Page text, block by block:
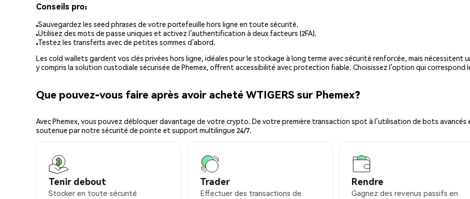
Conseils pro:
Sauvegardez les seed phrases de votre portefeuille hors ligne en toute sécurité.
Utilisez des mots de passe uniques et activez l’authentification à deux facteurs (2FA).
Testez les transferts avec de petites sommes d’abord.
Les cold wallets gardent vos clés privées hors ligne, idéales pour le stockage à long terme avec sécurité renforcée, mais nécessitent
y compris la solution custodiale sécurisée de Phemex, offrent accessibilité avec protection fiable. Choisissez l’option qui correspond
Que pouvez-vous faire après avoir acheté WTIGERS sur Phemex?
Avec Phemex, vous pouvez débloquer davantage de votre crypto. De votre première transaction spot à l’utilisation de bots
soutenue par notre sécurité de pointe et support multilingue 24/7.
Tenir debout
Stocker en toute sécurité
Trader
Effectuer des transactions de
Rendre
Gagnez des revenus passifs en